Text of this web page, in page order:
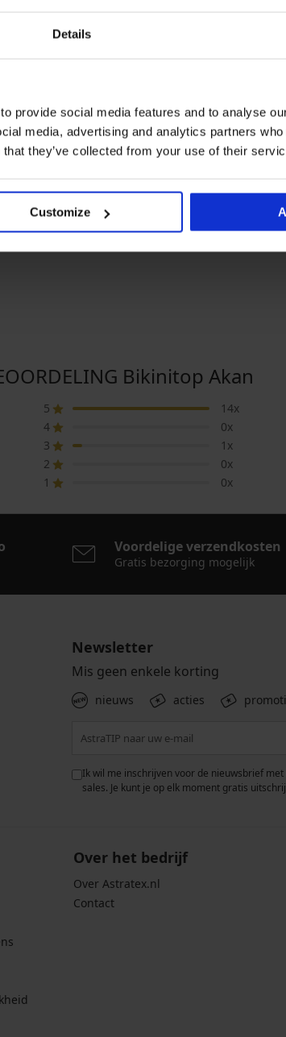
Details
provide social media features and to analyse
media, advertising and analytics partners
they’ve collected from your use of their
Customize
3+1 GRATIS
Brazilian slip Delicate Flower
Bestseller
Bh
Bikinitop Akan
5
14x
4
0x
3
1x
2
0x
1
0x
Voordelige verzendkosten
Gratis bezorging mogelijk
Newsletter
Mis geen enkele korting
nieuws acties
Ik wil me inschrijven voor de nieuwsbrief
sales. Je kunt je op elk moment gratis
Over het bedrijf
Over Astratex.nl
Contact